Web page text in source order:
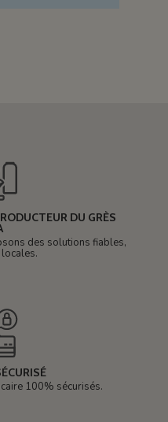
DU GRÈS
des solutions fiables,
100% sécurisés.